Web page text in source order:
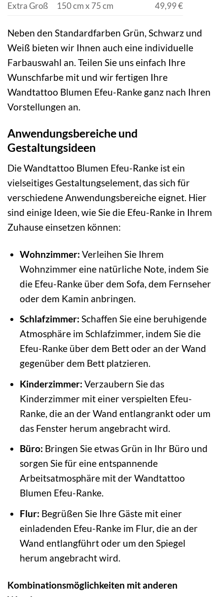
Extra Groß
150 cm x 75 cm 49,99 €
Neben den Standardfarben Grün, Schwarz und
Weiß bieten wir Ihnen auch eine individuelle
Farbauswahl an. Teilen Sie uns einfach Ihre
Wunschfarbe mit und wir fertigen Ihre
Wandtattoo Blumen Efeu-Ranke ganz nach Ihren
Vorstellungen an.
Anwendungsbereiche und
Gestaltungsideen
Die Wandtattoo Blumen Efeu-Ranke ist ein
vielseitiges Gestaltungselement, das sich für
verschiedene Anwendungsbereiche eignet. Hier
sind einige Ideen, wie Sie die Efeu-Ranke in Ihrem
Zuhause einsetzen können:
Wohnzimmer: Verleihen Sie Ihrem
Wohnzimmer eine natürliche Note, indem Sie
die Efeu-Ranke über dem Sofa, dem Fernseher
oder dem Kamin anbringen.
Schlafzimmer: Schaffen Sie eine beruhigende
Atmosphäre im Schlafzimmer, indem Sie die
Efeu-Ranke über dem Bett oder an der Wand
gegenüber dem Bett platzieren.
Kinderzimmer: Verzaubern Sie das
Kinderzimmer mit einer verspielten Efeu-
Ranke, die an der Wand entlangrankt oder um
das Fenster herum angebracht wird.
Büro: Bringen Sie etwas Grün in Ihr Büro und
sorgen Sie für eine entspannende
Arbeitsatmosphäre mit der Wandtattoo
Blumen Efeu-Ranke.
Flur: Begrüßen Sie Ihre Gäste mit einer
einladenden Efeu-Ranke im Flur, die an der
Wand entlangführt oder um den Spiegel
herum angebracht wird.
Kombinationsmöglichkeiten mit anderen